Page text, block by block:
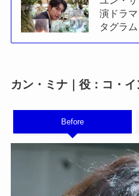
演ドラ
タグラム
カン・ミナ｜役：コ・イ
Before